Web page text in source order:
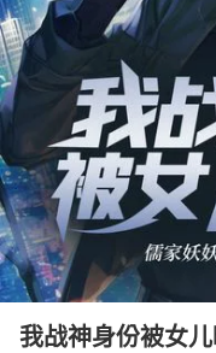
女裝
日本購物 電子/
我战神身份被女儿